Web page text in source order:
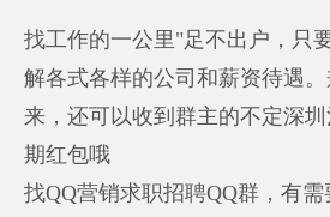
找工作的一公里"足不出户，只
解各式各样的公司和薪资待遇
来，还可以收到群主的不定深
期红包哦
找QQ营销求职招聘QQ群，有